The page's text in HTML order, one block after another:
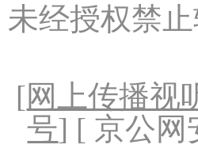
未经授权禁
[网上传播视
号] [ 京公网